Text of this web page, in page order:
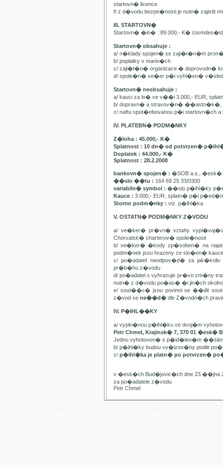
startovn� licence
f/ z d�vodu bezpe�nosti je nutn� zajistit
III. STARTOVN�
Startovn� �in� : 89.000,- K�
Startovn� obsahuje :
a/ n�klady spojen� se zaji�t�n�m
b/ poplatky v marin�ch
c/ zaji�t�n� organizace � doprovodn�
d/ spole�n� ve�er p�i vyhl�en�
Startovn� neobsahuje :
a/ kauci za lo� ve v��i 3.000,- EUR,
b/ dopravn� a stravov�n� ��astn�k�,
c/ naftu spot�ebovanou p�i startovn�ch
IV. PLATEBN� PODM�NKY
Z�loha : 45.000,- K�
Splatnost : 10 dn� od potvrzen�
Doplatek : 44.000,- K�
Splatnost : 28.2.2008
bankovn� spojen� : �SOB a.s., �esk�
��slo ��tu : 164 69 25 33/0300
variabiln� symbol : ��slo p�ihl�ky
Kauce : 3.000,- EUR, splatn� p�i
Storno podm�nky : viz. p�ihl�ka
V. OSTATN� PODM�NKY Z�VODU
a/ ve�ker� pr�vn� vztahy
Chorvatsk� charterov� spole�nosti
b/ ve�ker� �kody zp�soben� na
podm�nek jsou hrazeny ze slo�en� kauce
c/ po�adatel neodpov�d� za
pr�b�hu z�vodu
d/ po�adatel s vyhrazuje pr�vo zm�ny
nutn� z d�vodu po�as� �i jin�ch
e/ sout��c� jsou povinni se ��dit
z�vod se ne��d� dle Z�vodn�ch
IV. P�IHL��KY
a/ vypln�nou p�ihl�ku ve dvoj�m
Petr Chmel, Krajinsk� 7, 370 01 �esk�
Jedno vyhotoven� s p�id�len�m
b/ p�ihl�ky budou vy�izov�ny podle
c/ p�ihl�ka je platn� po potvrzen�
v �esk�ch Bud�jovic�ch dne 23.��jna
za po�adatele z�vodu
Petr Chmel